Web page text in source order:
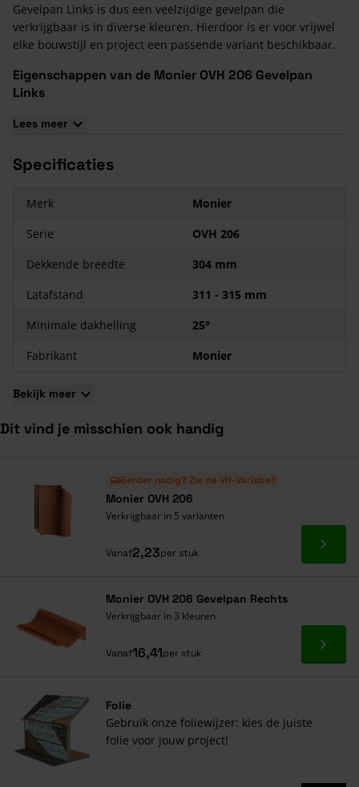
Gevelpan Links is dus een veelzijdige gevelpan die
verkrijgbaar is in diverse kleuren. Hierdoor is er voor vrijwel
elke bouwstijl en project een passende variant beschikbaar.
Eigenschappen van de Monier OVH 206 Gevelpan
Links
De minimale dakhelling is 22°
Lees meer
Specificaties
Merk
Monier
Serie
OVH 206
Dekkende breedte
304 mm
Latafstand
311 - 315 mm
Minimale dakhelling
25°
Fabrikant
Monier
Bekijk meer
Dit vind je misschien ook handig
Eerder nodig? Zie de VH-Variabel!
Monier OVH 206
Verkrijgbaar in 5 varianten
Vanaf2,23per stuk Ga
Monier OVH 206 Gevelpan Rechts
Verkrijgbaar in 3 kleuren
Vanaf16,41per stuk Ga
Folie
Gebruik onze foliewijzer: kies de juiste
folie voor jouw project!